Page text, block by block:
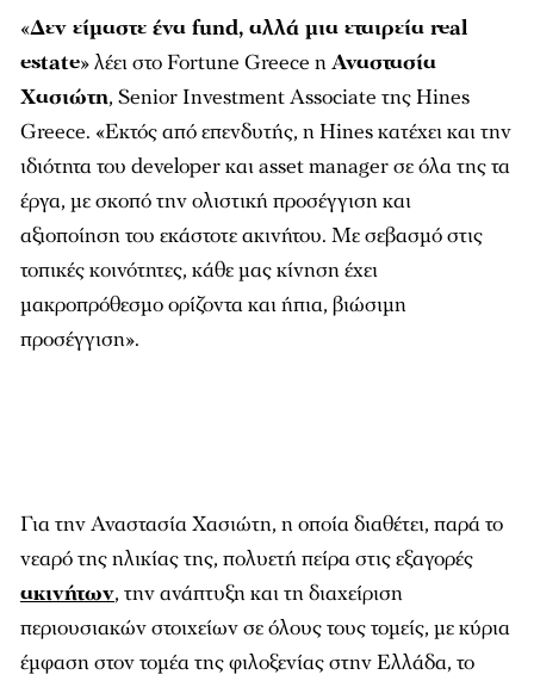
«Δεν είµαστε ένα fund, αλλά µια εταιρεία real
estate» λέει στο Fortune Greece ηΑναστασία
Χασιώτη, Senior Investment Associate της Hines
Greece. «Εκτός από επενδυτής, η Hines κατέχει και την
ιδιότητα του developer και asset manager σε όλα της τα
έργα, µε σκοπό την ολιστική προσέγγιση και
αξιοποίηση του εκάστοτε ακινήτου. Με σεβασµό στις
τοπικές κοινότητες, κάθε µας κίνηση έχει
µακροπρόθεσµο ορίζοντα και ήπια, βιώσιµη
προσέγγιση».
Για την Αναστασία Χασιώτη, η οποία διαθέτει, παρά το
νεαρό της ηλικίας της, πολυετή πείρα στις εξαγορές
ακινήτων, την ανάπτυξη και τη διαχείριση
περιουσιακών στοιχείων σε όλους τους τοµείς, µε κύρια
έµφαση στον τοµέα της φιλοξενίας στην Ελλάδα, το